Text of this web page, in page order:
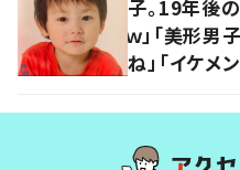
子。19年後
ｗ」「美形
ね」「イケメン